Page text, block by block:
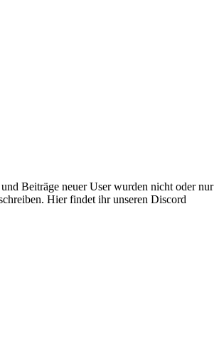
Beiträge neuer User wurden nicht oder nur
Hier findet ihr unseren Discord